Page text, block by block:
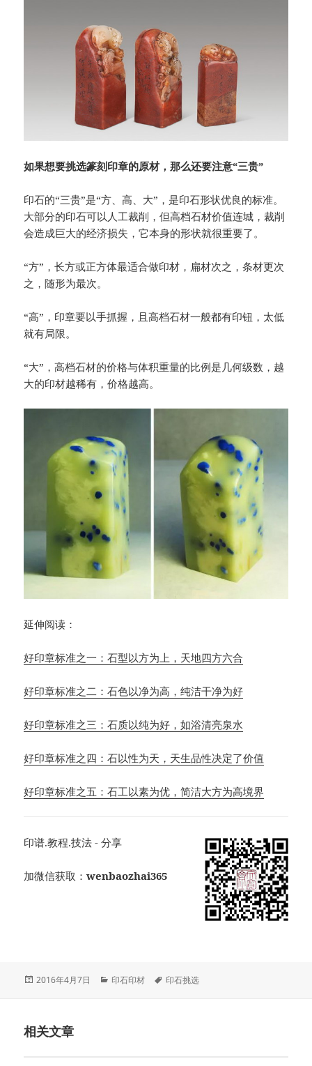
如果想要挑选篆刻印章的原材，那么还要注意“三贵”
印石的“三贵”是“方、高、大”，是印石形状优良的标准。
大部分的印石可以人工裁削，但高档石材价值连城，裁削
会造成巨大的经济损失，它本身的形状就很重要了。
“方”，长方或正方体最适合做印材，扁材次之，条材更次
之，随形为最次。
“高”，印章要以手抓握，且高档石材一般都有印钮，太低
就有局限。
“大”，高档石材的价格与体积重量的比例是几何级数，越
大的印材越稀有，价格越高。
延伸阅读：
好印章标准之一：石型以方为上，天地四方六合
好印章标准之二：石色以净为高，纯洁干净为好
好印章标准之三：石质以纯为好，如浴清亮泉水
好印章标准之四：石以性为天，天生品性决定了价值
好印章标准之五：石工以素为优，简洁大方为高境界
印谱.教程.技法 - 分享
加微信获取：wenbaozhai365
发
2016年4月7日
分
印石印材
标
印石挑选
相关文章